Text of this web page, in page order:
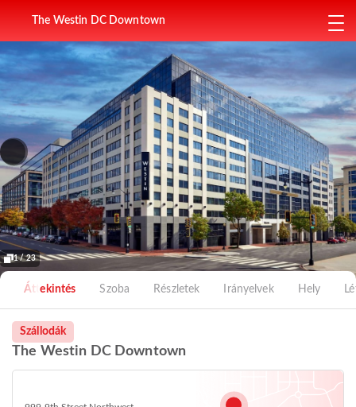
The Westin DC Downtown
1 / 23
Áttekintés Szoba Részletek Irányelvek Hely
Szállodák
The Westin DC Downtown